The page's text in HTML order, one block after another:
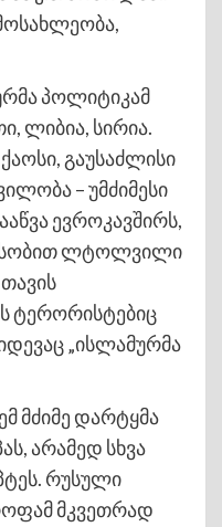
მოსახლეობა,
პოლიტიკამ
ლიბია, სირია.
გაუსაძლისი
– უმძიმესი
ევროკავშირს,
ლტოლვილი
ტერორისტებიც
„ისლამურმა
მძიმე დარტყმა
არამედ სხვა
რუსული
მკვეთრად